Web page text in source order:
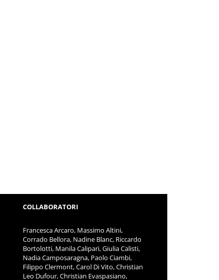
COLLABORATORI
Francesca Arcaro, Massimo Altini,
Corrado Bellora, Nadine Blanc, Riccardo
Bortolotti, Manila Calipari, Giulia Calisti,
Nadia Camposaragna, Paolo Ciambi,
Filippo Clermont, Carol Di Vito, Christian
Leo Dufour, Christian Evaspasiano,